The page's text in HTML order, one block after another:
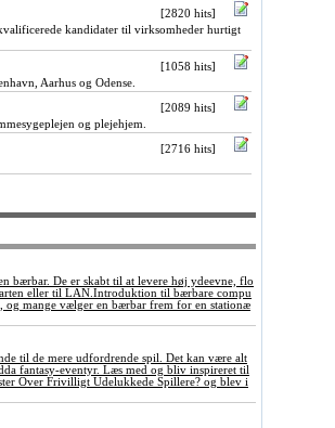
[2820 hits]
kandidater til virksomheder hurtigt
[1058 hits]
Aarhus og Odense.
[2089 hits]
og plejehjem.
[2716 hits]
bærbar. De er skabt til at levere høj ydeevne, flo
eller til LAN.Introduktion til bærbare compu
og mange vælger en bærbar frem for en stationæ
til de mere udfordrende spil. Det kan være alt
fantasy-eventyr. Læs med og bliv inspireret til
Over Frivilligt Udelukkede Spillere? og blev i